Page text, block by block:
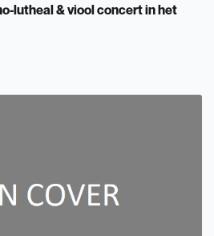
lutheal & viool concert in het